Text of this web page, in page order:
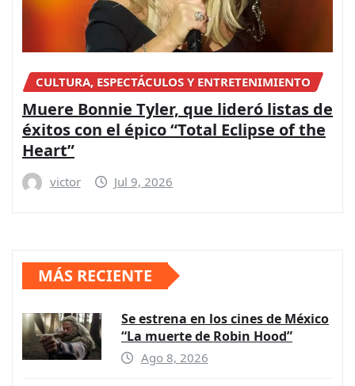
CULTURA, ESPECTÁCULOS Y ENTRETENIMIENTO
Muere Bonnie Tyler, que lideró listas de
éxitos con el épico “Total Eclipse of the
Heart”
victor Jul 9, 2026
MÁS RECIENTE
Se estrena en los cines de México
“La muerte de Robin Hood”
Ago 8, 2026